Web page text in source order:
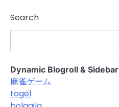
Search
Dynamic Blogroll & Sidebar
麻雀ゲーム
togel